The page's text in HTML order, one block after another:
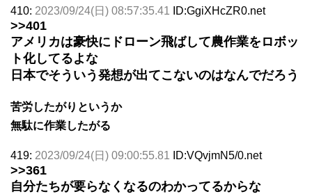
410: 2023/09/24(日) 08:57:35.41 ID:GgiXHcZR0.net
>>401
アメリカは豪快にドローン飛ばして農作業をロボッ
ト化してるよな
日本でそういう発想が出てこないのはなんでだろう
苦労したがりというか
無駄に作業したがる
419: 2023/09/24(日) 09:00:55.81 ID:VQvjmN5/0.net
>>361
自分たちが要らなくなるのわかってるからな